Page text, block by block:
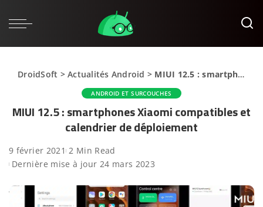
DroidSoft >Actualités Android > MIUI 12.5 : smartphones Xiaomi compatibles et calendrier de déploiement
ANDROID ET SURCOUCHES
MIUI 12.5 : smartphones Xiaomi compatibles et
calendrier de déploiement
9 février 2021 2 Min Read
Dernière mise à jour 24 mars 2023